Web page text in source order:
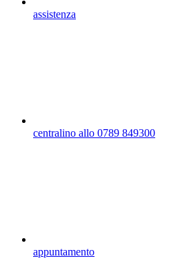
assistenza
centralino allo 0789 849300
appuntamento